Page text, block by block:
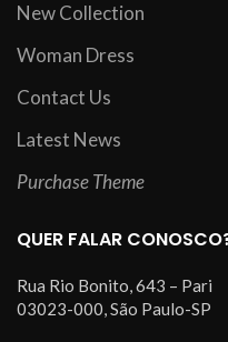
New Collection
Woman Dress
Contact Us
Latest News
Purchase Theme
QUER FALAR
Rua Rio Bonito, 643 – Pari
03023-000, São Paulo-SP